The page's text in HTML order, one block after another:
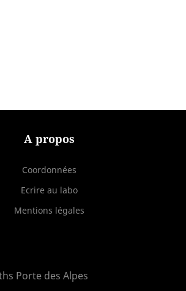
A propos
Coordonnées
Ecrire au labo
Mentions légales
Porte des Alpes